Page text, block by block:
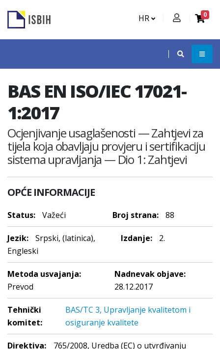
HR 0
BAS EN ISO/IEC 17021-
1:2017
Ocjenjivanje usaglašenosti — Zahtjevi za
tijela koja obavljaju provjeru i sertifikaciju
sistema upravljanja — Dio 1: Zahtjevi
OPĆE INFORMACIJE
Status: Važeći Broj strana: 88
Jezik:
Srpski, (latinica),
Engleski
Izdanje: 2.
Metoda usvajanja:
Prevod
Nadnevak objave:
28.12.2017
Tehnički
komitet:
BAS/TC 3, Upravljanje kvalitetom i
osiguranje kvalitete
Direktiva:
765/2008, Uredba (EC) o utvrđivanju